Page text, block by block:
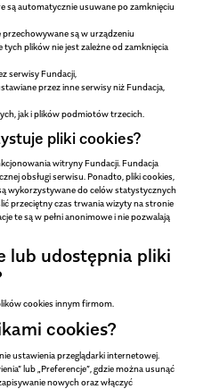
są automatycznie usuwane po zamknięciu
przechowywane są w urządzeniu
plików nie jest zależne od zamknięcia
serwisy Fundacji,
przez inne serwisy niż Fundacja,
jak i plików podmiotów trzecich.
pliki cookies?
witryny Fundacji. Fundacja
obsługi serwisu. Ponadto, pliki cookies,
wykorzystywane do celów statystycznych
przeciętny czas trwania wizyty na stronie
te są w pełni anonimowe i nie pozwalają
lub udostępnia pliki
cookies innym firmom.
cookies?
ustawienia przeglądarki internetowej.
lub „Preferencje”, gdzie można usunąć
nowych oraz włączyć